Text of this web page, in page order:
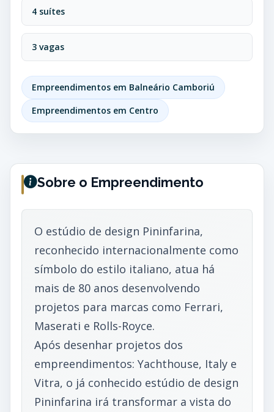
4 suítes
3 vagas
Empreendimentos em Balneário Camboriú
Empreendimentos em Centro
Sobre o Empreendimento
O estúdio de design Pininfarina,
reconhecido internacionalmente como
símbolo do estilo italiano, atua há
mais de 80 anos desenvolvendo
projetos para marcas como Ferrari,
Maserati e Rolls-Royce.
Após desenhar projetos dos
empreendimentos: Yachthouse, Italy e
Vitra, o já conhecido estúdio de design
Pininfarina irá transformar a vista do